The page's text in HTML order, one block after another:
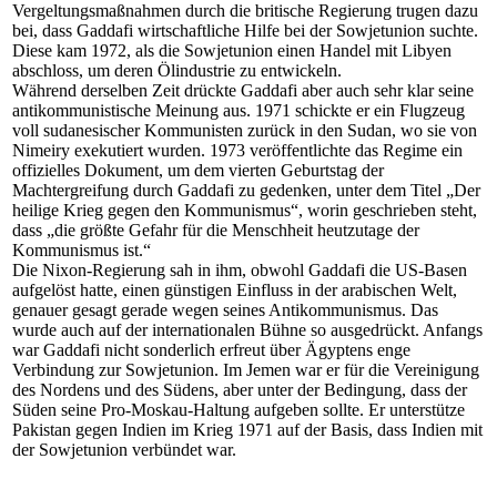
Vergeltungsmaßnahmen durch die britische Regierung trugen dazu
bei, dass Gaddafi wirtschaftliche Hilfe bei der Sowjetunion suchte.
Diese kam 1972, als die Sowjetunion einen Handel mit Libyen
abschloss, um deren Ölindustrie zu entwickeln.
Während derselben Zeit drückte Gaddafi aber auch sehr klar seine
antikommunistische Meinung aus. 1971 schickte er ein Flugzeug
voll sudanesischer Kommunisten zurück in den Sudan, wo sie von
Nimeiry exekutiert wurden. 1973 veröffentlichte das Regime ein
offizielles Dokument, um dem vierten Geburtstag der
Machtergreifung durch Gaddafi zu gedenken, unter dem Titel „Der
heilige Krieg gegen den Kommunismus“, worin geschrieben steht,
dass „die größte Gefahr für die Menschheit heutzutage der
Kommunismus ist.“
Die Nixon-Regierung sah in ihm, obwohl Gaddafi die US-Basen
aufgelöst hatte, einen günstigen Einfluss in der arabischen Welt,
genauer gesagt gerade wegen seines Antikommunismus. Das
wurde auch auf der internationalen Bühne so ausgedrückt. Anfangs
war Gaddafi nicht sonderlich erfreut über Ägyptens enge
Verbindung zur Sowjetunion. Im Jemen war er für die Vereinigung
des Nordens und des Südens, aber unter der Bedingung, dass der
Süden seine Pro-Moskau-Haltung aufgeben sollte. Er unterstütze
Pakistan gegen Indien im Krieg 1971 auf der Basis, dass Indien mit
der Sowjetunion verbündet war.